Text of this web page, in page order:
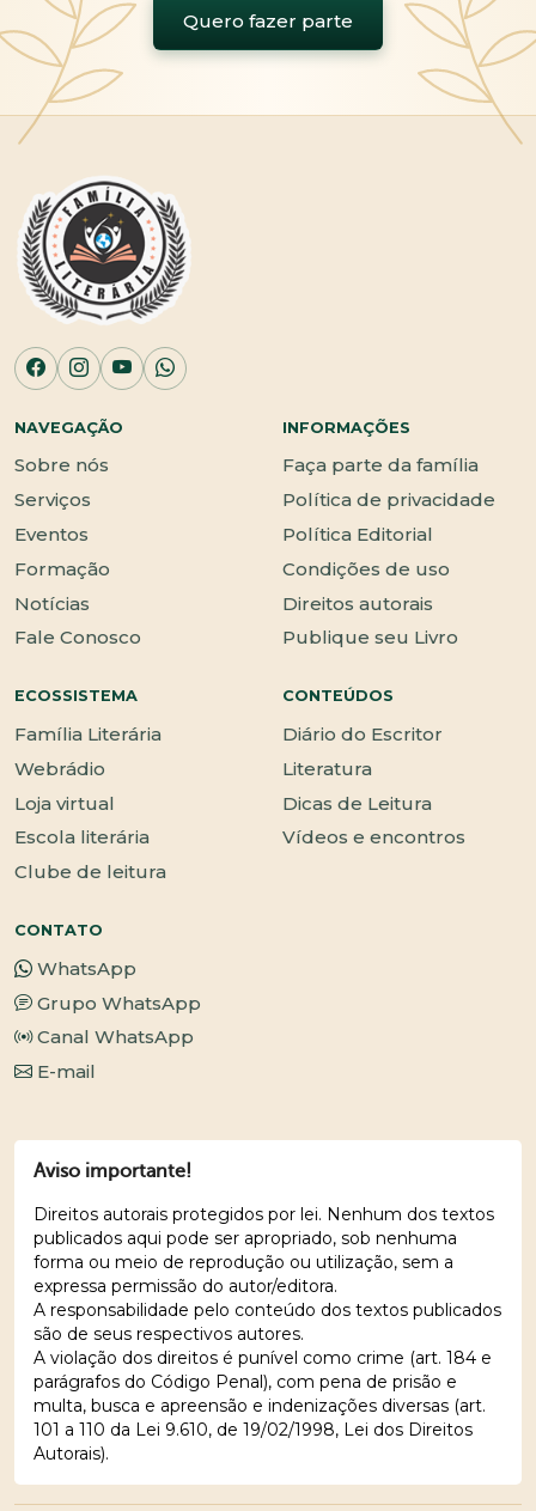
Quero fazer parte
NAVEGAÇÃO
Sobre nós
Serviços
Eventos
Formação
Notícias
Fale Conosco
INFORMAÇÕES
Faça parte da família
Política de privacidade
Política Editorial
Condições de uso
Direitos autorais
Publique seu Livro
ECOSSISTEMA
Família Literária
Webrádio
Loja virtual
Escola literária
Clube de leitura
CONTEÚDOS
Diário do Escritor
Literatura
Dicas de Leitura
Vídeos e encontros
CONTATO
WhatsApp
Grupo WhatsApp
Canal WhatsApp
E-mail
Aviso importante!
Direitos autorais protegidos por lei. Nenhum dos textos
publicados aqui pode ser apropriado, sob nenhuma
forma ou meio de reprodução ou utilização, sem a
expressa permissão do autor/editora.
A responsabilidade pelo conteúdo dos textos publicados
são de seus respectivos autores.
A violação dos direitos é punível como crime (art. 184 e
parágrafos do Código Penal), com pena de prisão e
multa, busca e apreensão e indenizações diversas (art.
101 a 110 da Lei 9.610, de 19/02/1998, Lei dos Direitos
Autorais).